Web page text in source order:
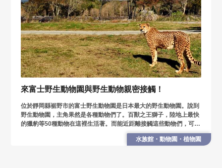
來富士野生動物園與野生動物親密接觸！
位於靜岡縣裾野市的富士野生動物園是日本最大的野生動物園。說到
野生動物園，主角果然是各種動物們了。百獸之王獅子，陸地上最快
的獵豹等50種動物在這裡生活著。而能近距離接觸這些動物們，可謂
迫力滿點！來體驗能享受與動物們的親密接觸的富士野生動物園的魅
水族館・動物園・植物園